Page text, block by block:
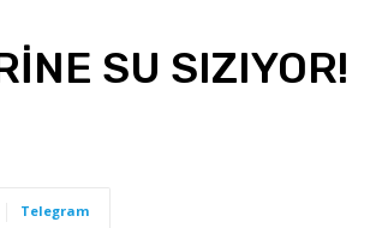
SU SIZIYOR!
Telegram